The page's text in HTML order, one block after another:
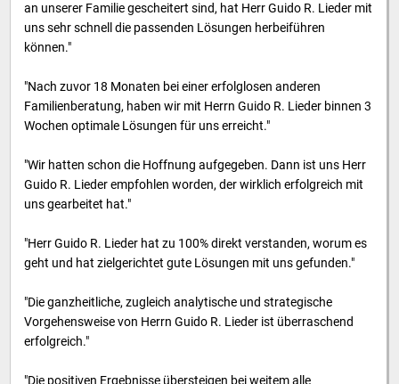
an unserer Familie gescheitert sind, hat Herr Guido R. Lieder mit
uns sehr schnell die passenden Lösungen herbeiführen
können."
"Nach zuvor 18 Monaten bei einer erfolglosen anderen
Familienberatung, haben wir mit Herrn Guido R. Lieder binnen 3
Wochen optimale Lösungen für uns erreicht."
"Wir hatten schon die Hoffnung aufgegeben. Dann ist uns Herr
Guido R. Lieder empfohlen worden, der wirklich erfolgreich mit
uns gearbeitet hat."
"Herr Guido R. Lieder hat zu 100% direkt verstanden, worum es
geht und hat zielgerichtet gute Lösungen mit uns gefunden."
"Die ganzheitliche, zugleich analytische und strategische
Vorgehensweise von Herrn Guido R. Lieder ist überraschend
erfolgreich."
"Die positiven Ergebnisse übersteigen bei weitem alle